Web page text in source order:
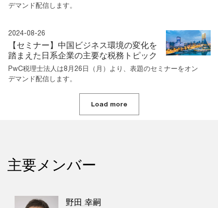
デマンド配信します。
2024-08-26
【セミナー】中国ビジネス環境の変化を
踏まえた日系企業の主要な税務トピック
PwC税理士法人は8月26日（月）より、表題のセミナーをオン
デマンド配信します。
Load more
主要メンバー
野田 幸嗣